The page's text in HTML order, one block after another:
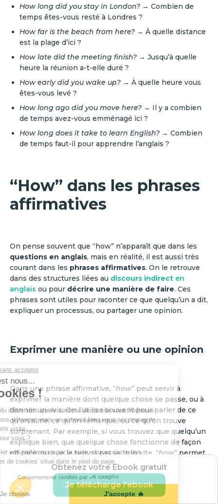
How long did you stay in London? → Combien de
temps êtes-vous resté à Londres ?
How far is the beach from here? → À quelle distance
est la plage d’ici ?
How late did the meeting finish? → Jusqu’à quelle
heure la réunion a-t-elle duré ?
How early did you wake up? → À quelle heure vous
êtes-vous levé ?
How long ago did you move here? → Il y a combien
de temps avez-vous emménagé ici ?
How long does it take to learn English? → Combien
de temps faut-il pour apprendre l’anglais ?
“How” dans les phrases
affirmatives
On pense souvent que “how” n’apparaît que dans les
questions en anglais, mais en réalité, il est aussi très
courant dans les phrases affirmatives. On le retrouve
dans des structures liées au discours indirect en
anglais ou pour décrire une manière de faire. Ces
phrases sont utiles pour raconter ce que quelqu’un a dit,
expliquer un processus, ou partager une opinion.
Exprimer une manière ou une opinion
Dans une phrase affirmative, “how” peut servir à
exprimer la manière dont quelque chose se passe, ou à
donner un avis. On l’utilise souvent pour parler de ce
qu’on aime, ce qu’on remarque, ou ce qu’on trouve
surprenant. Par exemple, si vous trouvez que quelqu’un
explique bien, que quelque chose fonctionne de façon
efficace, ou que le temps passe trop vite, “how” permet
d’exprimer cette impression.
C’est un outil très courant en anglais pour commenter
une situation ou une action, sans forcément poser de
question. Il permet de
donner du relief à votre phrase
Obtenez votre Ebook gratuit
Je télécharge l'ebook